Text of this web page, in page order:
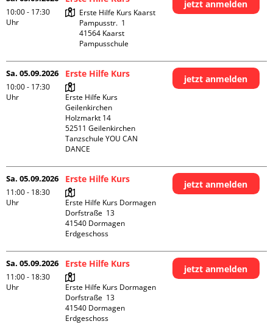
10:00 - 17:30
Uhr
Erste Hilfe Kurs Kaarst
Pampusstr.  1
41564 Kaarst
Pampusschule
jetzt anmelden
Sa. 05.09.2026
10:00 - 17:30
Uhr
Erste Hilfe Kurs
Erste Hilfe Kurs
Geilenkirchen
Holzmarkt 14
52511 Geilenkirchen
Tanzschule YOU CAN
DANCE
jetzt anmelden
Sa. 05.09.2026
11:00 - 18:30
Uhr
Erste Hilfe Kurs
Erste Hilfe Kurs Dormagen
Dorfstraße  13
41540 Dormagen
Erdgeschoss
jetzt anmelden
Sa. 05.09.2026
11:00 - 18:30
Uhr
Erste Hilfe Kurs
Erste Hilfe Kurs Dormagen
Dorfstraße  13
41540 Dormagen
Erdgeschoss
jetzt anmelden